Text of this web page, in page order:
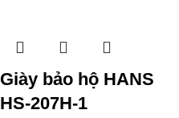
Giày bảo hộ HANS
HS-207H-1